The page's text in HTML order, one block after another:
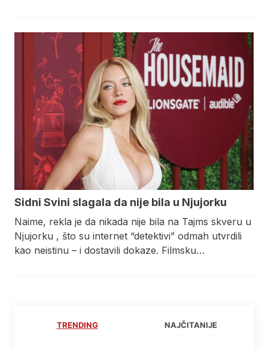
Sidni Svini slagala da nije bila u Njujorku
Naime, rekla je da nikada nije bila na Tajms skveru u
Njujorku , što su internet “detektivi” odmah utvrdili
kao neistinu – i dostavili dokaze. Filmsku…
TRENDING NAJČITANIJE